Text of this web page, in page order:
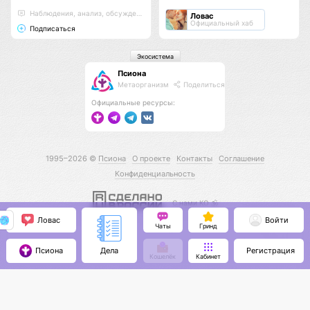
Наблюдения, анализ, обсуждения
Подписаться
Ловас
Официальный хаб
Псиона
Метаорганизм Поделиться
Официальные ресурсы:
Экосистема
1995–2026 © Псиона О проекте Контакты
Соглашение
Конфиденциальность
С нами КО 🕉️
Ловас
Псиона Дела
Чаты Гринд
Кошелёк Кабинет
Войти
Регистрация